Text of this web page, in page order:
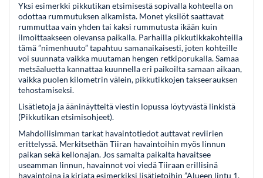
Yksi esimerkki pikkutikan etsimisestä sopivalla kohteella on
odottaa rummutuksen alkamista. Monet yksilöt saattavat
rummuttaa vain yhden tai kaksi rummutusta ikään kuin
ilmoittaakseen olevansa paikalla. Parhailla pikkutikkakohteilla
tämä ”nimenhuuto” tapahtuu samanaikaisesti, joten kohteille
voi suunnata vaikka muutaman hengen retkiporukalla. Samaa
metsäaluetta kannattaa kuunnella eri paikoilta samaan aikaan,
vaikka puolen kilometrin välein, pikkutikkojen takseerauksen
tehostamiseksi.
Lisätietoja ja ääninäytteitä viestin lopussa löytyvästä linkistä
(Pikkutikan etsimisohjeet).
Mahdollisimman tarkat havaintotiedot auttavat reviirien
erittelyssä. Merkitsethän Tiiran havaintoihin myös linnun
paikan sekä kellonajan. Jos samalta paikalta havaitsee
useamman linnun, havainnot voi viedä Tiiraan erillisinä
havaintoina ja kirjata esimerkiksi lisätietoihin ”Alueen lintu 1,